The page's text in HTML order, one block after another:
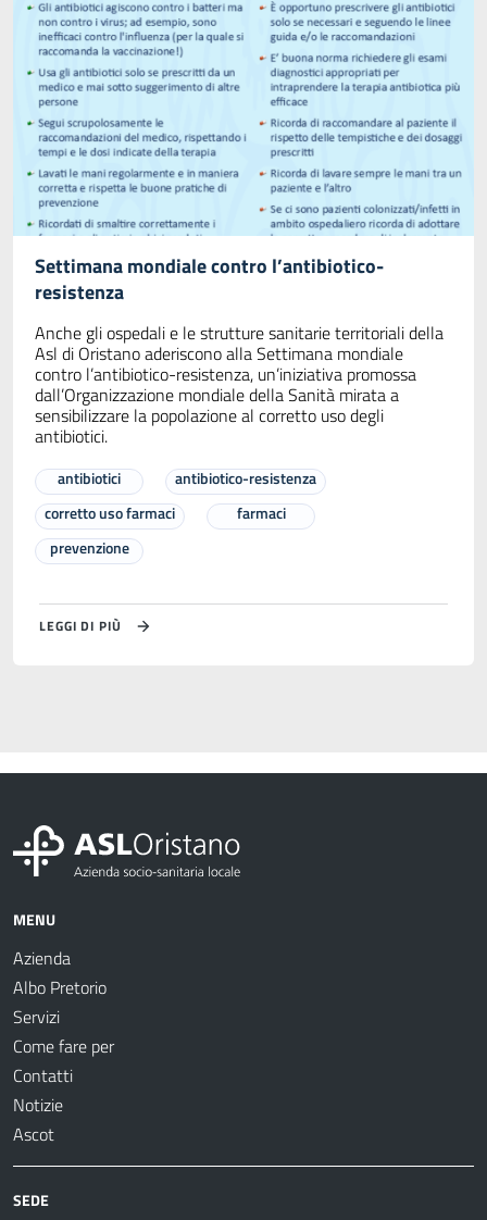
Settimana mondiale contro l’antibiotico-
resistenza
Anche gli ospedali e le strutture sanitarie territoriali della
Asl di Oristano aderiscono alla Settimana mondiale
contro l’antibiotico-resistenza, un’iniziativa promossa
dall’Organizzazione mondiale della Sanità mirata a
sensibilizzare la popolazione al corretto uso degli
antibiotici.
antibiotici
antibiotico-resistenza
corretto uso farmaci
farmaci
prevenzione
LEGGI DI PIÙ
MENU
Azienda
Albo Pretorio
Servizi
Come fare per
Contatti
Notizie
Ascot
SEDE